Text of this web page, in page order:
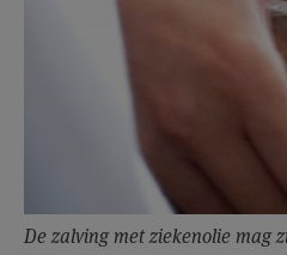
De zalving met ziekenolie mag